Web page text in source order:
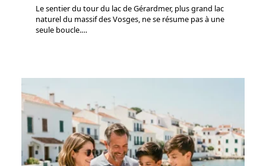
Le sentier du tour du lac de Gérardmer, plus grand lac
naturel du massif des Vosges, ne se résume pas à une
seule boucle.…